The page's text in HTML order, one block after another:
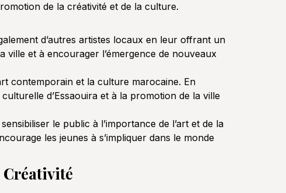
de la créativité et de la culture.
d’autres artistes locaux en leur offrant un
et à encourager l’émergence de nouveaux
contemporain et la culture marocaine. En
d’Essaouira et à la promotion de la ville
le public à l’importance de l’art et de la
les jeunes à s’impliquer dans le monde
Créativité